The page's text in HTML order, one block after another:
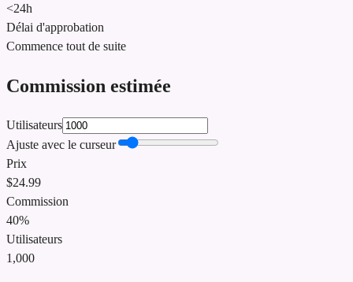
<24h
Délai d'approbation
Commence tout de suite
Commission estimée
Utilisateurs
Ajuste avec le curseur
Prix
$24.99
Commission
40%
Utilisateurs
1,000